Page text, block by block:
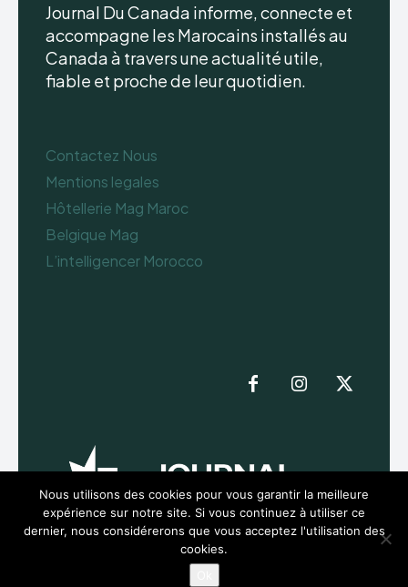
Journal Du Canada informe, connecte et
accompagne les Marocains installés au
Canada à travers une actualité utile,
fiable et proche de leur quotidien.
Contactez Nous
Mentions legales
Hôtellerie Mag Maroc
Belgique Mag
L’intelligencer Morocco
Nous utilisons des cookies pour vous garantir la meilleure
expérience sur notre site. Si vous continuez à utiliser ce
dernier, nous considérerons que vous acceptez l'utilisation des
cookies.